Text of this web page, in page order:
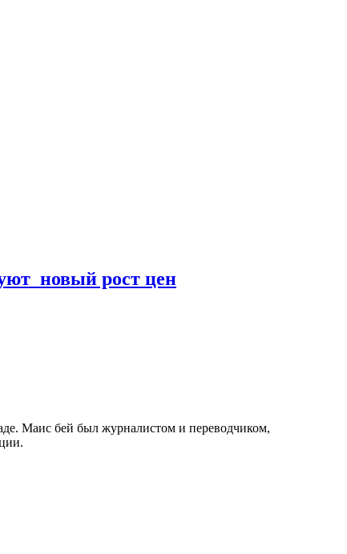
новый рост цен
Маис бей был журналистом и переводчиком,